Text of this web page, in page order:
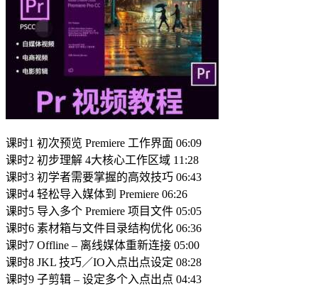
课时1 初次预览 Premiere 工作界面 06:09
课时2 初步理解 4大核心工作区域 11:28
课时3 初学者需要掌握的高效技巧 06:43
课时4 轻松导入媒体到 Premiere 06:26
课时5 导入多个 Premiere 项目文件 05:05
课时6 素材箱与文件目录结构优化 06:36
课时7 Offline – 离线媒体重新连接 05:00
课时8 JKL 技巧／IO入点出点设定 08:28
课时9 子剪辑 – 设定多个入点出点 04:43